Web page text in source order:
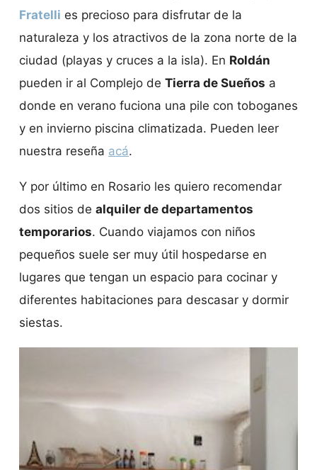
Fratelli es precioso para disfrutar de la
naturaleza y los atractivos de la zona norte de la
ciudad (playas y cruces a la isla). En Roldán
pueden ir al Complejo de Tierra de Sueños a
donde en verano fuciona una pile con toboganes
y en invierno piscina climatizada. Pueden leer
nuestra reseña acá.
Y por último en Rosario les quiero recomendar
dos sitios de alquiler de departamentos
temporarios. Cuando viajamos con niños
pequeños suele ser muy útil hospedarse en
lugares que tengan un espacio para cocinar y
diferentes habitaciones para descasar y dormir
siestas.